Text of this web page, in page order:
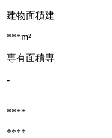
建物面積建
***m²
専有面積専
-
****
****